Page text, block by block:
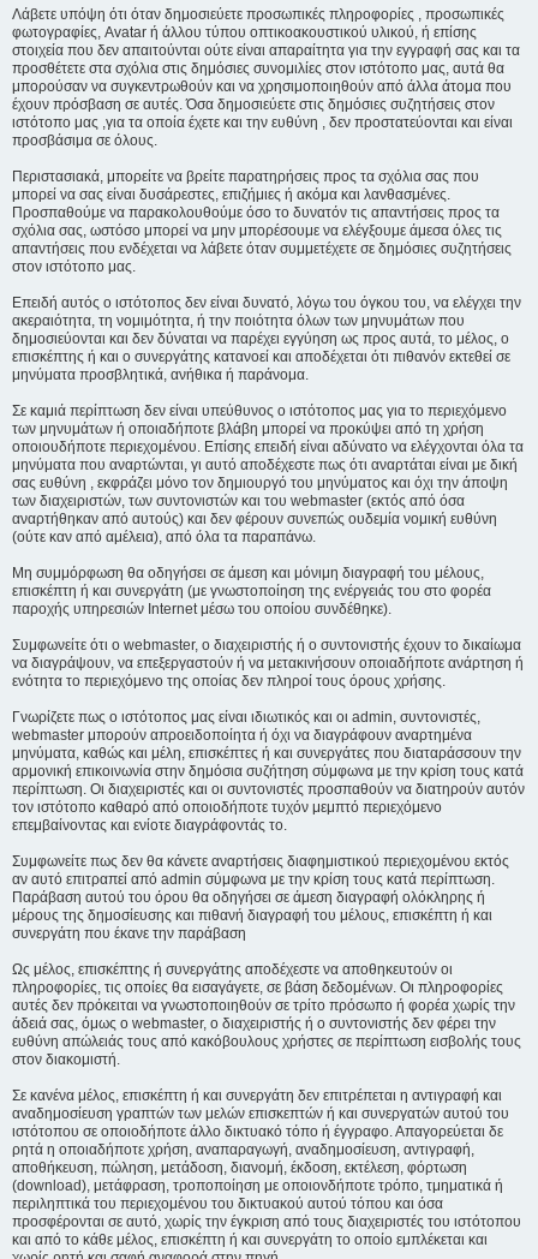
Λάβετε υπόψη ότι όταν δημοσιεύετε προσωπικές πληροφορίες , προσωπικές
φωτογραφίες, Avatar ή άλλου τύπου οπτικοακουστικού υλικού, ή επίσης
στοιχεία που δεν απαιτούνται ούτε είναι απαραίτητα για την εγγραφή σας και τα
προσθέτετε στα σχόλια στις δημόσιες συνομιλίες στον ιστότοπο μας, αυτά θα
μπορούσαν να συγκεντρωθούν και να χρησιμοποιηθούν από άλλα άτομα που
έχουν πρόσβαση σε αυτές. Όσα δημοσιεύετε στις δημόσιες συζητήσεις στον
ιστότοπο μας ,για τα οποία έχετε και την ευθύνη , δεν προστατεύονται και είναι
προσβάσιμα σε όλους.
Περιστασιακά, μπορείτε να βρείτε παρατηρήσεις προς τα σχόλια σας που
μπορεί να σας είναι δυσάρεστες, επιζήμιες ή ακόμα και λανθασμένες.
Προσπαθούμε να παρακολουθούμε όσο το δυνατόν τις απαντήσεις προς τα
σχόλια σας, ωστόσο μπορεί να μην μπορέσουμε να ελέγξουμε άμεσα όλες τις
απαντήσεις που ενδέχεται να λάβετε όταν συμμετέχετε σε δημόσιες συζητήσεις
στον ιστότοπο μας.
Επειδή αυτός ο ιστότοπος δεν είναι δυνατό, λόγω του όγκου του, να ελέγχει την
ακεραιότητα, τη νομιμότητα, ή την ποιότητα όλων των μηνυμάτων που
δημοσιεύονται και δεν δύναται να παρέχει εγγύηση ως προς αυτά, το μέλος, ο
επισκέπτης ή και ο συνεργάτης κατανοεί και αποδέχεται ότι πιθανόν εκτεθεί σε
μηνύματα προσβλητικά, ανήθικα ή παράνομα.
Σε καμιά περίπτωση δεν είναι υπεύθυνος ο ιστότοπος μας για το περιεχόμενο
των μηνυμάτων ή οποιαδήποτε βλάβη μπορεί να προκύψει από τη χρήση
οποιουδήποτε περιεχομένου. Επίσης επειδή είναι αδύνατο να ελέγχονται όλα τα
μηνύματα που αναρτώνται, γι αυτό αποδέχεστε πως ότι αναρτάται είναι με δική
σας ευθύνη , εκφράζει μόνο τον δημιουργό του μηνύματος και όχι την άποψη
των διαχειριστών, των συντονιστών και του webmaster (εκτός από όσα
αναρτήθηκαν από αυτούς) και δεν φέρουν συνεπώς ουδεμία νομική ευθύνη
(ούτε καν από αμέλεια), από όλα τα παραπάνω.
Μη συμμόρφωση θα οδηγήσει σε άμεση και μόνιμη διαγραφή του μέλους,
επισκέπτη ή και συνεργάτη (με γνωστοποίηση της ενέργειάς του στο φορέα
παροχής υπηρεσιών Internet μέσω του οποίου συνδέθηκε).
Συμφωνείτε ότι ο webmaster, ο διαχειριστής ή ο συντονιστής έχουν το δικαίωμα
να διαγράψουν, να επεξεργαστούν ή να μετακινήσουν οποιαδήποτε ανάρτηση ή
ενότητα το περιεχόμενο της οποίας δεν πληροί τους όρους χρήσης.
Γνωρίζετε πως ο ιστότοπος μας είναι ιδιωτικός και οι admin, συντονιστές,
webmaster μπορούν απροειδοποίητα ή όχι να διαγράφουν αναρτημένα
μηνύματα, καθώς και μέλη, επισκέπτες ή και συνεργάτες που διαταράσσουν την
αρμονική επικοινωνία στην δημόσια συζήτηση σύμφωνα με την κρίση τους κατά
περίπτωση. Οι διαχειριστές και οι συντονιστές προσπαθούν να διατηρούν αυτόν
τον ιστότοπο καθαρό από οποιοδήποτε τυχόν μεμπτό περιεχόμενο
επεμβαίνοντας και ενίοτε διαγράφοντάς το.
Συμφωνείτε πως δεν θα κάνετε αναρτήσεις διαφημιστικού περιεχομένου εκτός
αν αυτό επιτραπεί από admin σύμφωνα με την κρίση τους κατά περίπτωση.
Παράβαση αυτού του όρου θα οδηγήσει σε άμεση διαγραφή ολόκληρης ή
μέρους της δημοσίευσης και πιθανή διαγραφή του μέλους, επισκέπτη ή και
συνεργάτη που έκανε την παράβαση
Ως μέλος, επισκέπτης ή συνεργάτης αποδέχεστε να αποθηκευτούν οι
πληροφορίες, τις οποίες θα εισαγάγετε, σε βάση δεδομένων. Οι πληροφορίες
αυτές δεν πρόκειται να γνωστοποιηθούν σε τρίτο πρόσωπο ή φορέα χωρίς την
άδειά σας, όμως ο webmaster, ο διαχειριστής ή ο συντονιστής δεν φέρει την
ευθύνη απώλειάς τους από κακόβουλους χρήστες σε περίπτωση εισβολής τους
στον διακομιστή.
Σε κανένα μέλος, επισκέπτη ή και συνεργάτη δεν επιτρέπεται η αντιγραφή και
αναδημοσίευση γραπτών των μελών επισκεπτών ή και συνεργατών αυτού του
ιστότοπου σε οποιοδήποτε άλλο δικτυακό τόπο ή έγγραφο. Απαγορεύεται δε
ρητά η οποιαδήποτε χρήση, αναπαραγωγή, αναδημοσίευση, αντιγραφή,
αποθήκευση, πώληση, μετάδοση, διανομή, έκδοση, εκτέλεση, φόρτωση
(download), μετάφραση, τροποποίηση με οποιονδήποτε τρόπο, τμηματικά ή
περιληπτικά του περιεχομένου του δικτυακού αυτού τόπου και όσα
προσφέρονται σε αυτό, χωρίς την έγκριση από τους διαχειριστές του ιστότοπου
και από το κάθε μέλος, επισκέπτη ή και συνεργάτη το οποίο εμπλέκεται και